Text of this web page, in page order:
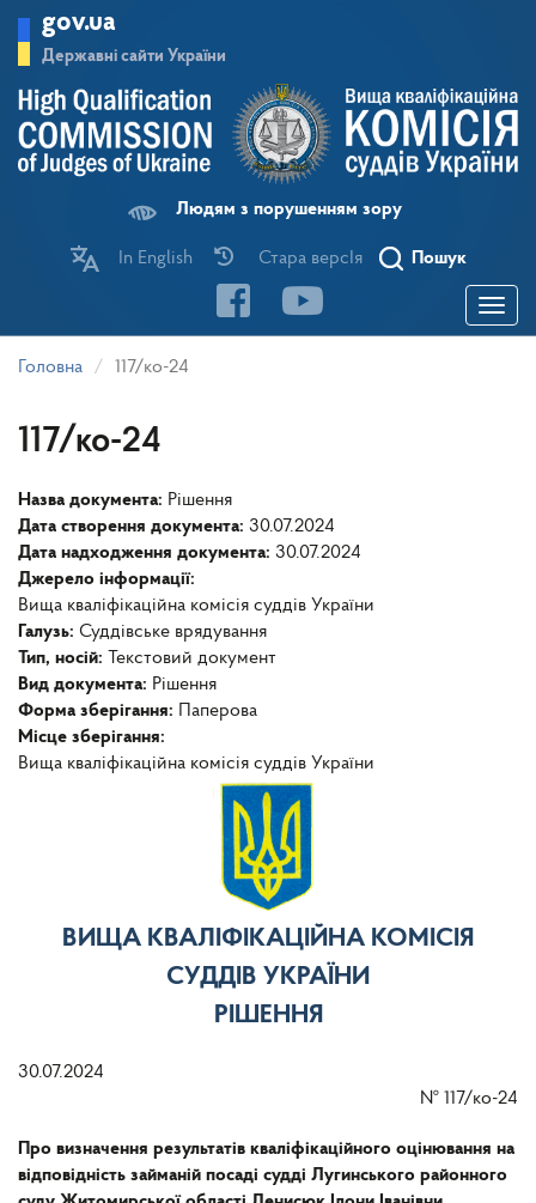
основного
матеріалу
gov.ua
Державні сайти України
Людям з порушенням зору
In English Стара версІя Пошук
Toggle
Головна 117/ко-24
117/ко-24
Назва документа: Рішення
Дата створення документа: 30.07.2024
Дата надходження документа: 30.07.2024
Джерело інформації:
Вища кваліфікаційна комісія суддів України
Галузь: Суддівське врядування
Тип, носій:
Текстовий документ
Вид документа: Рішення
Форма зберігання:
Паперова
Місце зберігання:
Вища кваліфікаційна комісія суддів України
ВИЩА КВАЛІФІКАЦІЙНА КОМІСІЯ
СУДДІВ УКРАЇНИ
РІШЕННЯ
30.07.2024
№ 117/ко-24
Про визначення результатів кваліфікаційного оцінювання на
відповідність займаній посаді судді Лугинського районного